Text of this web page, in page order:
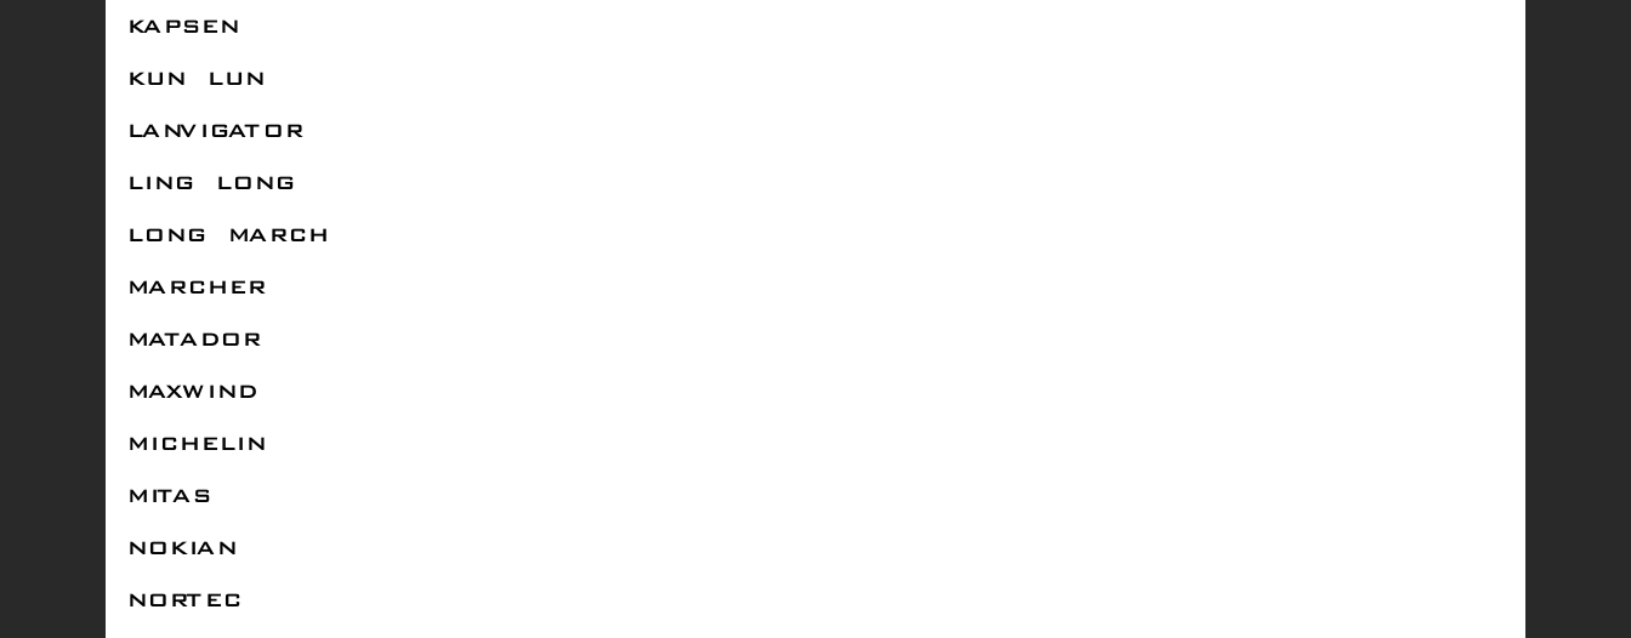
KAPSEN
KUN LUN
LANVIGATOR
LING LONG
LONG MARCH
MARCHER
MATADOR
MAXWIND
MICHELIN
MITAS
NOKIAN
NORTEC